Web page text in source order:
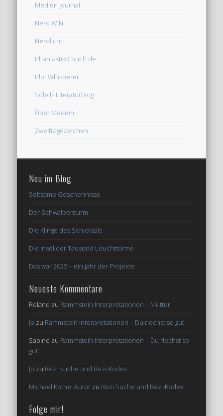
Medien Journal
Nerd Wiki
Nerdlicht
Phantastik-Couch.de
Plot Whisperer
Soleils Literaturblog
Über Medien
Zweifragezeichen
Neu im Blog
Seltsame Geschehnisse
Der Schwalbenturm
Die Klinge des Schicksals
Die Insel der Tausend Leuchttürme
Das war 2025 – ein Jahr der Projekte
Neueste Kommentare
Roland zu Rammstein Interpretationen – Mutter
Jo zu Rammstein Interpretationen – Du riechst so gut
Sabine zu Rammstein Interpretationen – Du riechst so
gut
Jo zu Rezi Suche und Rezi-Kodex
Michael Kothe, Autor zu Rezi Suche und Rezi-Kodex
Folge mir!